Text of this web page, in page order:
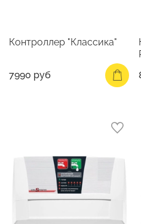
Контроллер "Классика"
7990 руб